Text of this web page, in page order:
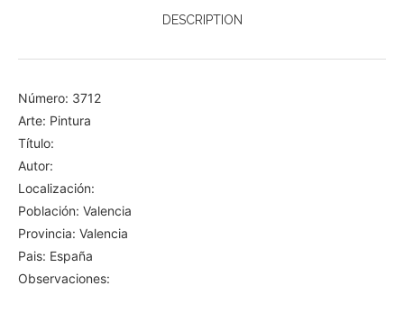
DESCRIPTION
Número: 3712
Arte: Pintura
Título:
Autor:
Localización:
Población: Valencia
Provincia: Valencia
Pais: España
Observaciones: